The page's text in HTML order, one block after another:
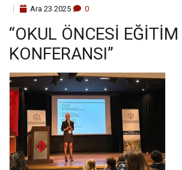
Ara 23 2025 0
“OKUL ÖNCESI EĞITIM
KONFERANSI”